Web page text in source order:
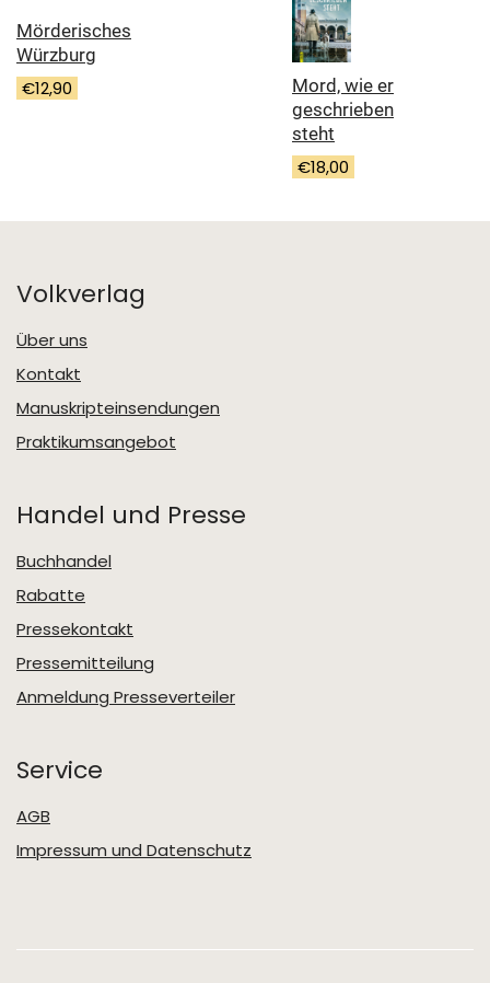
Mörderisches
Würzburg
€12,90
Mord, wie er
geschrieben
steht
€18,00
Volkverlag
Über uns
Kontakt
Manuskripteinsendungen
Praktikumsangebot
Handel und Presse
Buchhandel
Rabatte
Pressekontakt
Pressemitteilung
Anmeldung Presseverteiler
Service
AGB
Impressum und Datenschutz